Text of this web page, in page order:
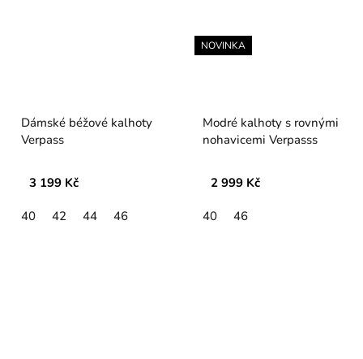
Dámské béžové kalhoty
Verpass
3 199 Kč
40 42 44 46
NOVINKA
Modré kalhoty s rovnými
nohavicemi Verpasss
2 999 Kč
40 46